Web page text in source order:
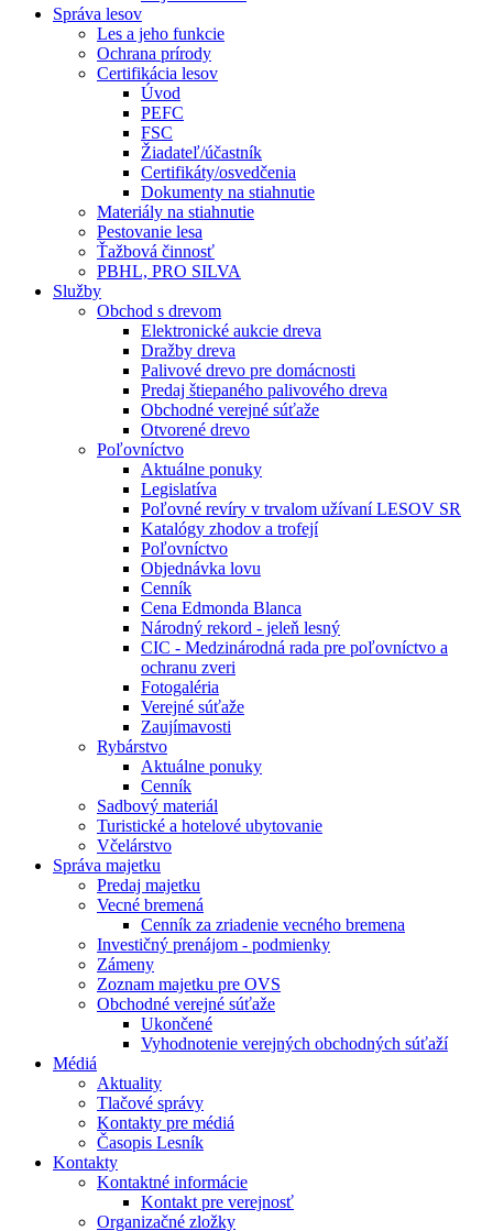
Správa lesov
Les a jeho funkcie
Ochrana prírody
Certifikácia lesov
Úvod
PEFC
FSC
Žiadateľ/účastník
Certifikáty/osvedčenia
Dokumenty na stiahnutie
Materiály na stiahnutie
Pestovanie lesa
Ťažbová činnosť
PBHL, PRO SILVA
Služby
Obchod s drevom
Elektronické aukcie dreva
Dražby dreva
Palivové drevo pre domácnosti
Predaj štiepaného palivového dreva
Obchodné verejné súťaže
Otvorené drevo
Poľovníctvo
Aktuálne ponuky
Legislatíva
Poľovné revíry v trvalom užívaní LESOV SR
Katalógy zhodov a trofejí
Poľovníctvo
Objednávka lovu
Cenník
Cena Edmonda Blanca
Národný rekord - jeleň lesný
CIC - Medzinárodná rada pre poľovníctvo a
ochranu zveri
Fotogaléria
Verejné súťaže
Zaujímavosti
Rybárstvo
Aktuálne ponuky
Cenník
Sadbový materiál
Turistické a hotelové ubytovanie
Včelárstvo
Správa majetku
Predaj majetku
Vecné bremená
Cenník za zriadenie vecného bremena
Investičný prenájom - podmienky
Zámeny
Zoznam majetku pre OVS
Obchodné verejné súťaže
Ukončené
Vyhodnotenie verejných obchodných súťaží
Médiá
Aktuality
Tlačové správy
Kontakty pre médiá
Časopis Lesník
Kontakty
Kontaktné informácie
Kontakt pre verejnosť
Organizačné zložky